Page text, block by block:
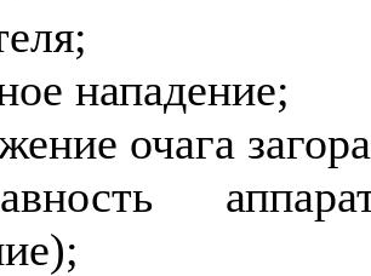
нападение;
очага